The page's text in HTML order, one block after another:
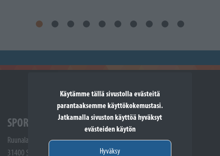
Käytämme tällä sivustolla evästeitä
parantaaksemme käyttökokemustasi.
Jatkamalla sivuston käyttöä hyväksyt
evästeiden käytön
Hyväksy
SPORTTIKONE SOMERO
Ruunalantie 5
31400 Somero